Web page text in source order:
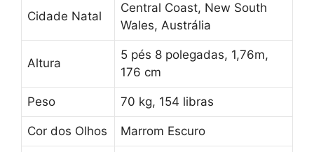
Cidade Natal
Central Coast, New South
Wales, Austrália
Altura
5 pés 8 polegadas, 1,76m,
176 cm
Peso 70 kg, 154 libras
Cor dos Olhos Marrom Escuro